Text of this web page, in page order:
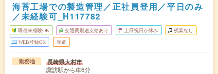
海苔工場での製造管理／正社員登用／平日のみ
／未経験可_H117782
職種未経験OK 交通費別途支給あり 土日祝日が休み 残業なし
WEB登録OK 派遣
勤務地 長崎県大村市
諏訪駅から車6分